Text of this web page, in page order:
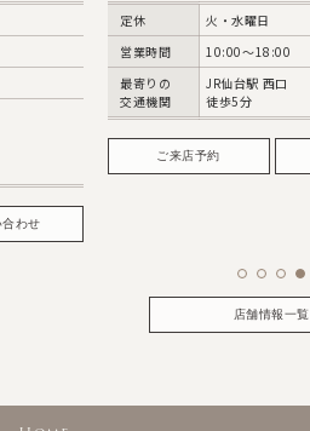
わせ
定休
火・水曜日
営業時間
10:00～18:00
最寄りの
交通機関
JR仙台駅 西口
徒歩5分
ご来店予約
店舗情報一覧